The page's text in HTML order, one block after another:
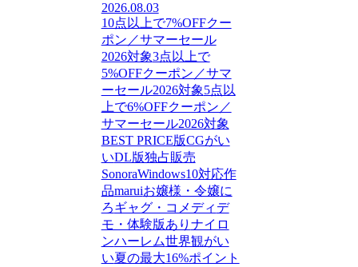
2026.08.03
10点以上で7%OFFクー
ポン／サマーセール
2026対象3点以上で
5%OFFクーポン／サマ
ーセール2026対象5点以
上で6%OFFクーポン／
サマーセール2026対象
BEST PRICE版CGがい
いDL版独占販売
SonoraWindows10対応作
品maruiお嬢様・令嬢に
ろギャグ・コメディ デ
モ・体験版あり ナイロ
ンハーレム世界観がい
い夏の最大16%ポイント